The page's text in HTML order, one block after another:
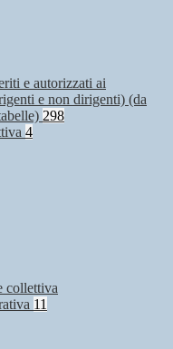
e autorizzati ai
e non dirigenti) (da
298
4
collettiva
11